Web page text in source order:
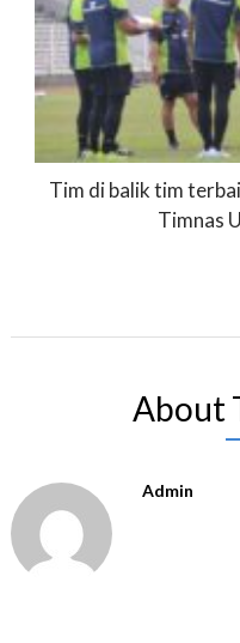
Tim di balik tim
Timnas
About
Admin